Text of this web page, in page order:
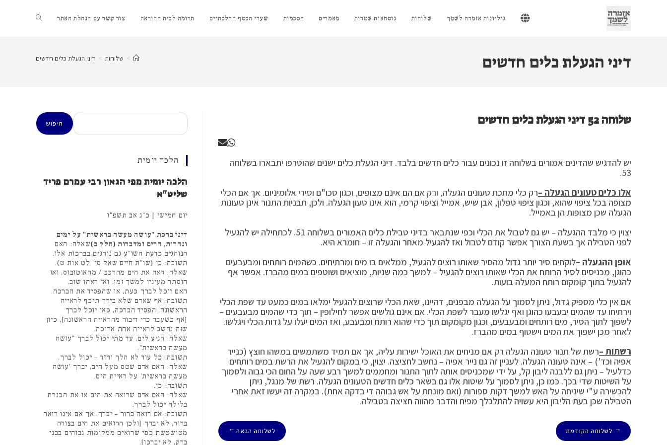
גיליונות אזמרה לשמך שלוחות נוסחאות שטרות מאמרים הסכמות שערי הכסף ההלכתיים תרומה לבית ההוראה צור קשר עם הנהלת האתר Toggle
website דיני הגעלת כלים חדשים > שלוחות > דיני הגעלת כלים חדשים
שלוחה 52 דיני הגעלת כלים חדשים
יש להדגיש שהדינים אמורים בשלוחה זו נכונים עבור כלים חדשים בלבד. דיני הגעלת כלים ישנים שהוטרפו יתבארו בשלוחה
53.
אלו כלים טעונים הגעלה –רק כלי מתכת טעונים הגעלה, ורק אם הם אינם מצופים, וכגון סכו"ם וסירי אלומיניום. אך אם הכלי
מצופה בכל ציפוי שהוא, וכגון ציפוי טפלון, אבן שיש, אמייל וציפוי קרמי, הוא אינו טעון הגעלה. ולכן, תבניות התנור אינן טעונות
הגעלה שכן מצופות הן באמייל.
יצוין כי מלבד ההגעלה – יש גם לטבול את הכלי וכפי שנתבאר בדיני טבילת כלים האמורים בשלוחה 51. לכתחילה יש להגעיל
לפני הטבילה אך בשעת הצורך אפשר קודם לטבול ואז להגעיל מאחר והגעלה זו – חומרא היא.
אופן ההגעלה –לוקחים סיר יותר גדול מהסיר שאותו רוצים להגעיל, ממלאים בו מים ומרתיחים. כשהמים רותחים ומבעבעים
כהוגן, מכניסים לסיר הרותח את הכלי שאותו רוצים להגעיל – למשך כמה שניות, מוציאים ושוטפים במים מהברז. אפשר אף
להגעיל בתוך קומקום רותח המעלה בועות.
אם אין כלי מספיק גדול, ניתן לסמוך על הגעלה מבפנים, דהיינו, שאת הכלי שרוצים להגעיל ימלאו במים כמעט עד שפת הכלי
וירתיחו עד שהמים יבעבעו כהוגן ואף יגלשו מעבר לשפת הכלי. אם אינם גולשים אפשר לחילופין – תוך כדי שהמים מבעבעים –
לשפוך לתוך הסיר, מים רותחים ומבעבעים, וכגון מקומקום תוך כדי שהוא רותח ומבעבע, ואז המים יעלו על גדות הכלי ויגלשו.
לאחר מכן ישפוך את המים וישטוף במים מהברז.
רשתות –רשת של תנור טעונה הגעלה רק אם מניחים את האוכל ישירות עליה, אך אם תמיד משתמשים במשהו חוצץ (כנייר
אפיה וכד') – אינה טעונה הגעלה. לעניין זה גם נייר אפיה – נחשב לחציצה. יצוין, כי במקום להגעיל את הרשת במים רותחים
כדלעיל – ניתן גם ללבנה ליבון קל, על ידי שמכניסים אותה לתוך התנור ומחממים למשך רבע שעה על החום הכי גבוה ולסמוך
על השיטות שדי בכך. כמו כן, ניתן לסמוך על שיטות אלו גם בשאר כלים חדשים הטעונים הגעלה. רשת של מנגל, ניתן
להכשירה ע"י שיניחה על האש למשך דקות ספורות (ואם מונחת על אש גבוהה די בדקה אחת). במקרה זה יעשו זאת אחרי
הטבילה שכן בעת הליבון היא עשויה להתלכלך מפיח והדבר מהווה חציצה בטבילה.
← לשלוחה הקודמת לשלוחה הבאה →
חיפוש
חיפוש
הלכה יומית
הלכה יומית מפי הגאון רבי עמרם פריד
שליט"א
יום חמישי | כ"ג אב תשפ"ו
דיני ברכת "עושה מעשה בראשית" על ימים
ונהרות, הרים ומדברות (חלק ב)שאלה: האם
הנוהגים כדעת השו"ע גם נוהגים בברכות אלו.
תשובה: כן (שו"ת חיים שאל סי' לט אות ט).
שאלה: ראה את הים מהרכב / מהאוטובוס, ואז
הוסתר מעיניו למשך זמן, ואז ראהו שוב.
האם יוכל לברך כעת, או שהפסיד את הברכה.
תשובה: אף שאדם שלא בירך תיכף לראייה
הראשונה, הפסיד הברכה, כאן יוכל לברך
[אף כשעבר כדי דיבור מהראייה הראשונה], כיון
שזה נחשב לראייה אחת ארוכה.
שאלה: הגיע לים, עד מתי יכול לברך "עושה
מעשה בראשית".
תשובה: כל עוד לא הלך וחזר – יכול לברך.
שאלה: האם אדם שטס מעל הים, יברך 'עושה
מעשה בראשית' על ראיית הים.
תשובה: כן.
שאלה: האם אדם שרואה את הים או את הכנרת
בלילה יכול לברך.
תשובה: אם רואה ברור – יברך, אך אם אינו רואה
ברור, לא יברך [ולכן הרואים את הים בצורה
מטושטשת כפי שרואים ממקומות גבוהים בבני
ברק, לא יברכו].